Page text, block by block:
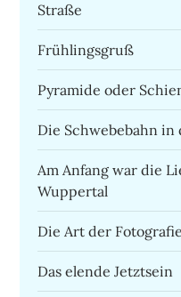
Straße
Frühlingsgruß
Pyramide oder
Die Schwebebahn
Am Anfang war die
Wuppertal
Die Art der Fotografie
Das elende Jetztsein